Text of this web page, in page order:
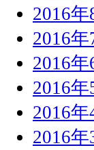
2016年
2016年
2016年
2016年
2016年
2016年